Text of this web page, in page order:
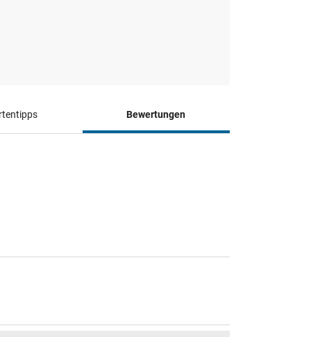
Bewertungen